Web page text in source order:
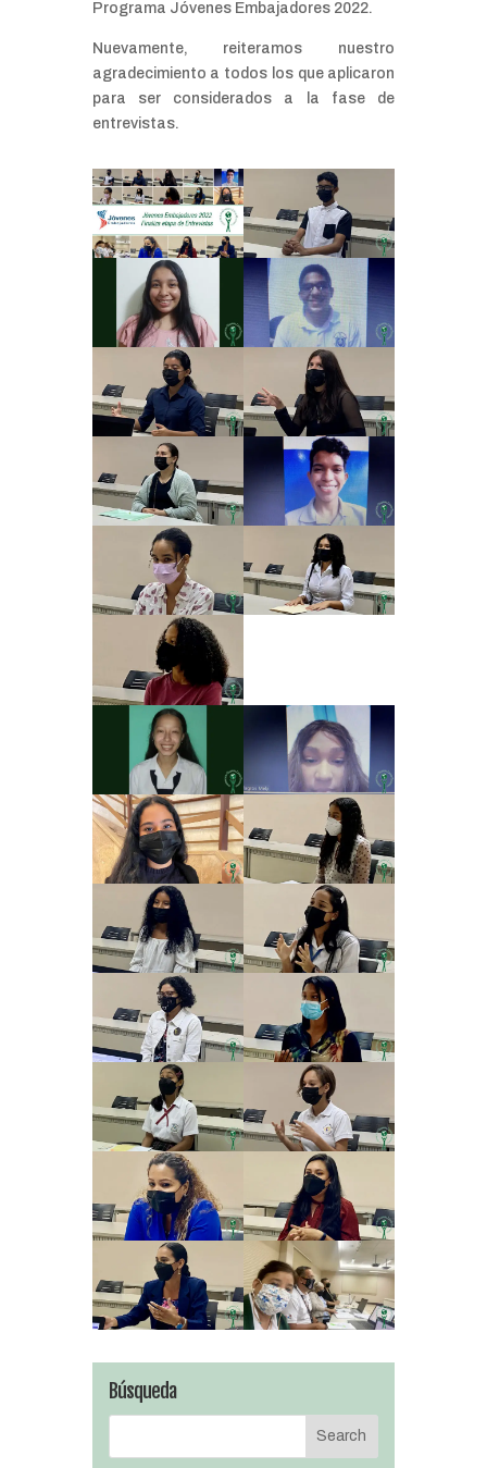
Programa Jóvenes Embajadores 2022.
Nuevamente, reiteramos nuestro
agradecimiento a todos los que aplicaron
para ser considerados a la fase de
entrevistas.
Búsqueda